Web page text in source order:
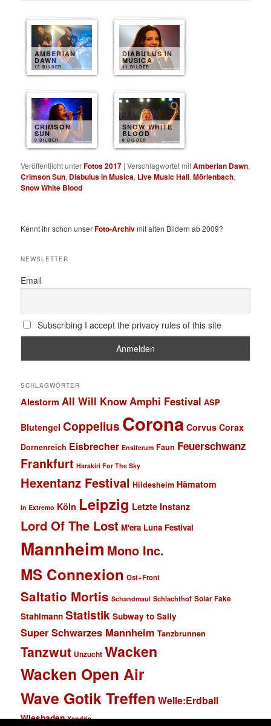
AMBERIAN
DAWN
15 BILDER
DIABULUS IN
MUSICA
11 BILDER
CRIMSON
SUN
9 BILDER
SNOW WHITE
BLOOD
8 BILDER
Veröffentlicht unterFotos 2017 |Verschlagwortet mitAmberian Dawn,
Crimson Sun, Diabulus in Musica, Live Music Hall,Mörlenbach,
Snow White Blood
Kennt ihr schon unserFoto-Archivmit alten Bildern ab 2009?
NEWSLETTER
Email
Subscribing I accept the privacy rules of this site
SCHLAGWÖRTER
Alestorm All Will Know Amphi Festival ASP
Blutengel Coppelius Corona Corvus Corax
Dornenreich Eisbrecher Ensiferum Faun Feuerschwanz
Frankfurt Harakiri For The Sky
Hexentanz Festival Hildesheim Hämatom
In Extremo Köln Leipzig Letzte Instanz
Lord Of The Lost M'era Luna Festival
Mannheim Mono Inc.
MS Connexion Ost+Front
Saltatio Mortis Schandmaul Schlachthof Solar Fake
Stahlmann Statistik Subway to Sally
Super Schwarzes Mannheim Tanzbrunnen
Tanzwut Unzucht Wacken
Wacken Open Air
Wave Gotik Treffen Welle:Erdball
Wiesbaden Xandria